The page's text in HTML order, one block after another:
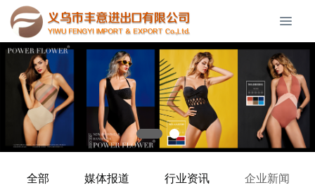
全部 媒体报道 行业资讯 企业新闻